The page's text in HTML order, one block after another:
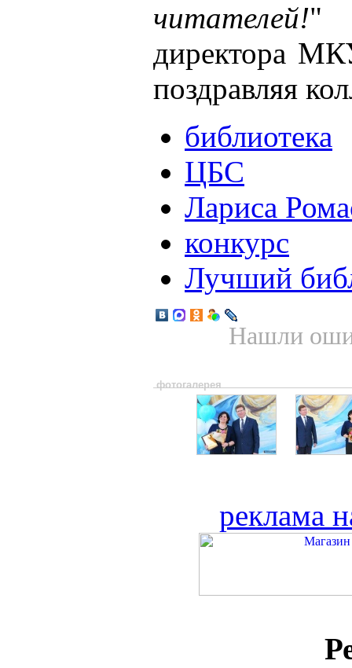
читателей!" -
директора
поздравляя
библиотека
ЦБС
Лариса
конкурс
Лучший
Нашли
фотогалерея
реклама